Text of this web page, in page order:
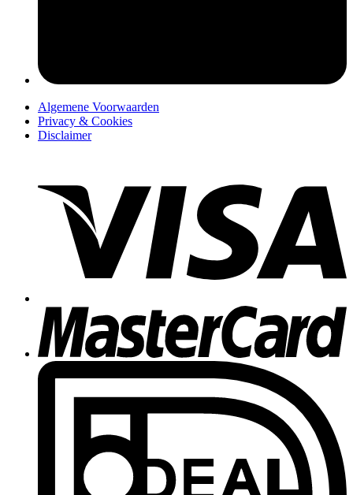
Algemene Voorwaarden
Privacy & Cookies
Disclaimer